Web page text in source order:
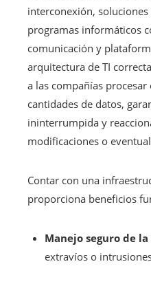
interconexión,
programas informáticos
comunicación y
arquitectura de TI
a las compañías procesar
cantidades de datos,
ininterrumpida y
modificaciones o
Contar con una
proporciona beneficios
Manejo seguro de
extravíos o